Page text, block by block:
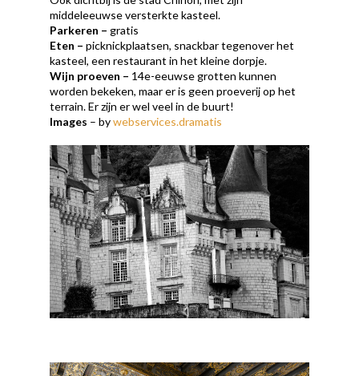
middeleeuwse versterkte kasteel.
Parkeren – gratis
Eten – picknickplaatsen, snackbar tegenover het
kasteel, een restaurant in het kleine dorpje.
Wijn proeven – 14e-eeuwse grotten kunnen
worden bekeken, maar er is geen proeverij op het
terrain. Er zijn er wel veel in de buurt!
Images – bywebservices.dramatis